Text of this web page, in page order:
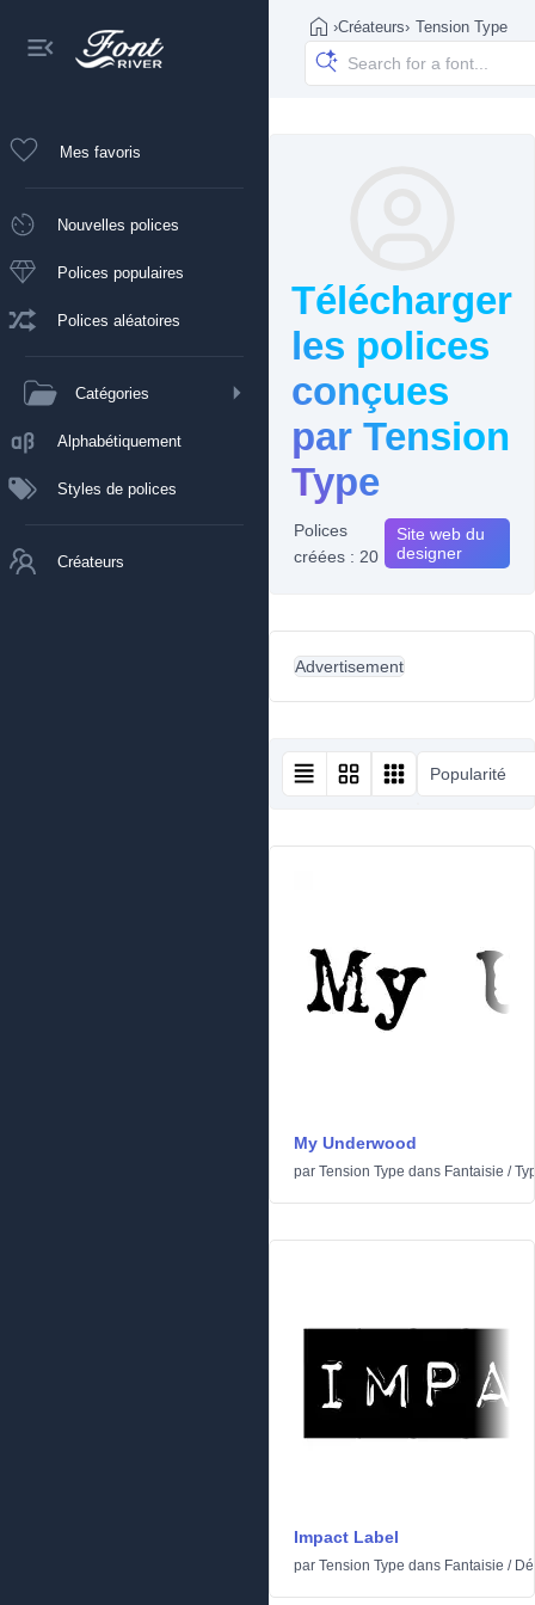
Mes favoris
Nouvelles polices
Polices populaires
Polices aléatoires
Catégories
Alphabétiquement
Styles de polices
Créateurs
›Créateurs› Tension Type
Télécharger
les polices
conçues
par Tension
Type
Polices
créées : 20
Site web du
designer
Advertisement
Popularité
My Underwood
par Tension Type dans Fantaisie /
Impact Label
par Tension Type dans Fantaisie /